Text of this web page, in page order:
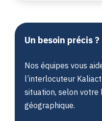
Un besoin précis
Nos équipes vous
l’interlocuteur
situation, selon
géographique.